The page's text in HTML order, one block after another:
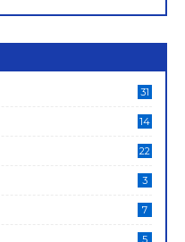
31
14
22
3
7
5